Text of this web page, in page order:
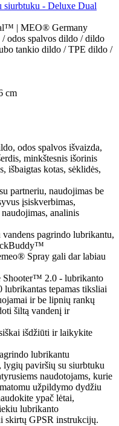
siurbtuku - Deluxe Dual
| MEO® Germany
odos spalvos dildo / dildo
tankio dildo / TPE dildo /
cm
odos spalvos išvaizda,
minkštesnis išorinis
išbaigtas kotas, sėklidės,
partneriu, naudojimas be
įsiskverbimas,
analinis
pagrindo lubrikantu,
Spray gali dar labiau
Shooter™ 2.0 - lubrikanto
tepamas tiksliai
ir be lipnių rankų
šiltą vandenį ir
išdžiūti ir laikykite
lubrikantu
lygių paviršių su siurbtuku
naudotojams, kurie
užpildymo dydžiu
ypač lėtai,
lubrikanto
skirtų GPSR instrukcijų.